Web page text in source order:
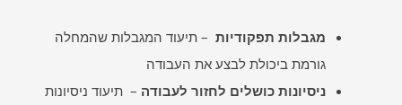
מגבלות תפקודיות – תיעוד המגבלות שהמחלה
גורמת ביכולת לבצע את העבודה
ניסיונות כושלים לחזור לעבודה – תיעוד ניסיונות